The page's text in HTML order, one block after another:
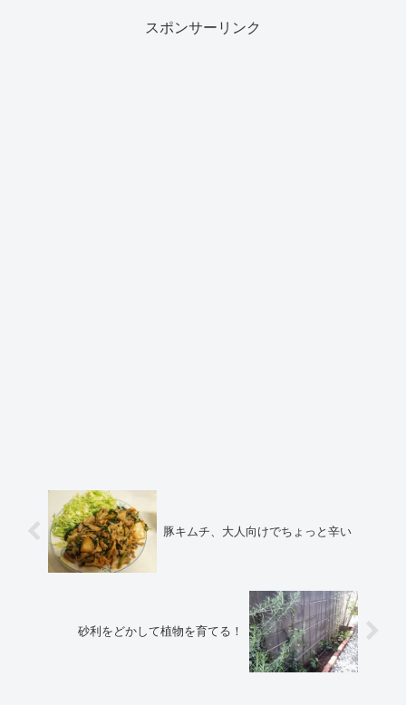
スポンサーリンク
豚キムチ、大人向けでちょっと辛い
砂利をどかして植物を育てる！